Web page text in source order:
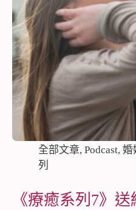
全部文章, Podcast, 婚
列
《療癒系列7》